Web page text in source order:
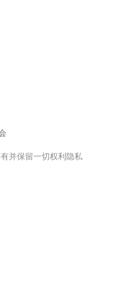
并保留一切权利隐私